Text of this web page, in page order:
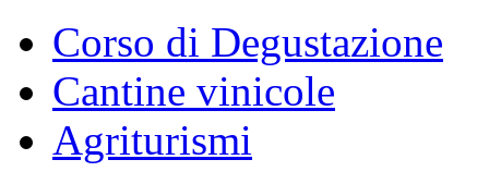
Corso di Degustazione
Cantine vinicole
Agriturismi